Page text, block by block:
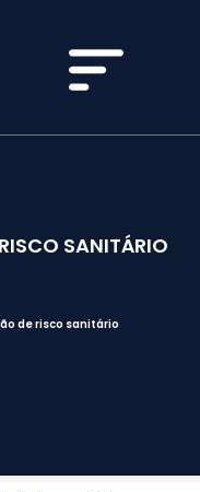
SANITÁRIO
de risco sanitário